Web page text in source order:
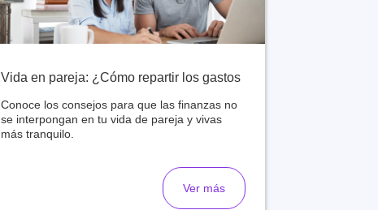
Vida en pareja: ¿Cómo repartir los gastos
Conoce los consejos para que las finanzas no
se interpongan en tu vida de pareja y vivas
más tranquilo.
Ver más